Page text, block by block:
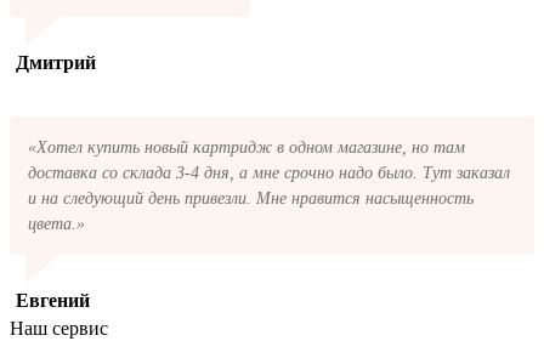
Дмитрий
«Хотел купить новый картридж в одном магазине, но там
доставка со склада 3-4 дня, а мне срочно надо было. Тут заказал
и на следующий день привезли. Мне нравится насыщенность
цвета.»
Евгений
Наш сервис